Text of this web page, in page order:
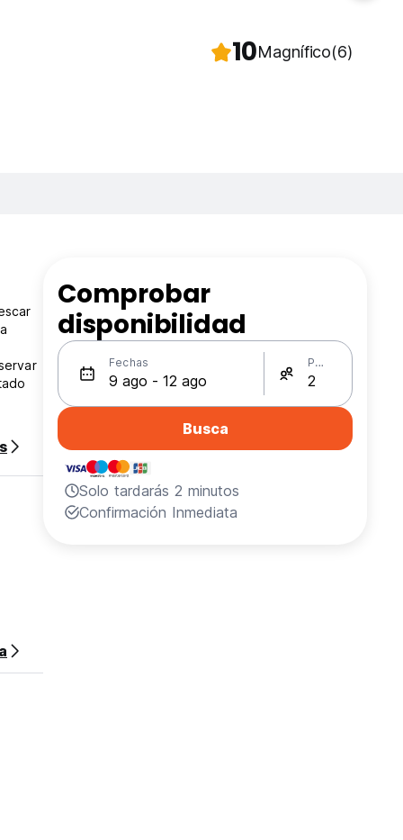
10Magnífico(6)
Comprobar
disponibilidad
Fechas Personas
Busca
Solo tardarás 2 minutos
Confirmación Inmediata